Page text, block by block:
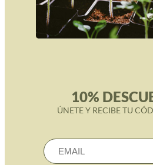
10%
ÚNETE Y RECIBE TU